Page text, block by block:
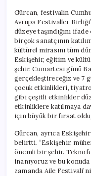
Gürcan, festivalin
Avrupa Festivaller
düzeye taşındığını
birçok sanatçının
kültürel mirasını tüm
Eskişehir, eğitim ve
şehir. Cumartesi günü
gerçekleştireceğiz ve 7
çocuk etkinlikleri,
gibi çeşitli etkinlikler
etkinliklere katılmaya
için büyük bir fırsat
Gürcan, ayrıca
belirtti. “Eskişehir,
önemli bir şehir.
inanıyoruz ve bu
zamanda Aile